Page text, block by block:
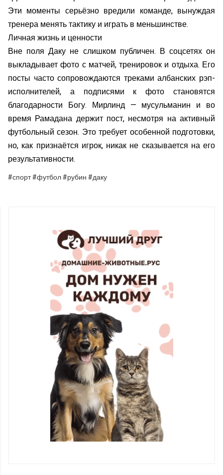
Эти моменты серьёзно вредили команде, вынуждая
тренера менять тактику и играть в меньшинстве.
Личная жизнь и ценности
Вне поля Даку не слишком публичен. В соцсетях он
выкладывает фото с матчей, тренировок и отдыха. Его
посты часто сопровождаются треками албанских рэп-
исполнителей, а подписями к фото становятся
благодарности Богу. Мирлинд — мусульманин и во
время Рамадана держит пост, несмотря на активный
футбольный сезон. Это требует особенной подготовки,
но, как признаётся игрок, никак не сказывается на его
результативности.
#спорт #футбол #рубин #даку